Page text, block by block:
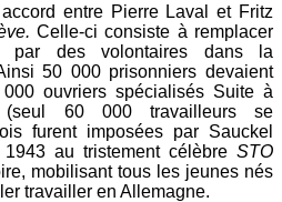
entre Pierre Laval et Fritz
Celle-ci consiste à remplacer
par des volontaires dans la
50 000 prisonniers devaient
ouvriers spécialisés Suite à
(seul 60 000 travailleurs se
furent imposées par Sauckel
au tristement célèbre STO
mobilisant tous les jeunes nés
travailler en Allemagne.